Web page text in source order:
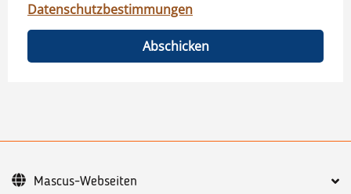
Datenschutzbestimmungen
Abschicken
Mascus-Webseiten